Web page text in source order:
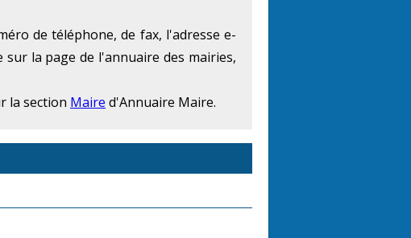
de téléphone, de fax, l'adresse e-
la page de l'annuaire des mairies,
la section Maire d'Annuaire Maire.